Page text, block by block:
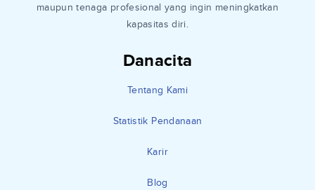
Danacita
Tentang Kami
Statistik Pendanaan
Karir
Blog
maupun tenaga profesional yang ingin meningkatkan
kapasitas diri.